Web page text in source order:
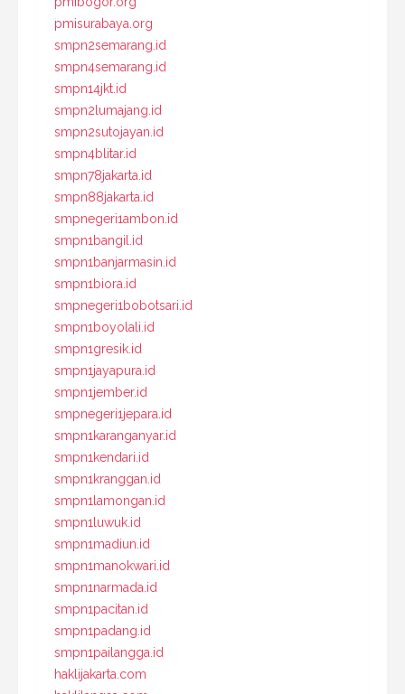
pmisurabaya.org
smpn2semarang.id
smpn4semarang.id
smpn14jkt.id
smpn2lumajang.id
smpn2sutojayan.id
smpn4blitar.id
smpn78jakarta.id
smpn88jakarta.id
smpnegeri1ambon.id
smpn1bangil.id
smpn1banjarmasin.id
smpn1biora.id
smpnegeri1bobotsari.id
smpn1boyolali.id
smpn1gresik.id
smpn1jayapura.id
smpn1jember.id
smpnegeri1jepara.id
smpn1karanganyar.id
smpn1kendari.id
smpn1kranggan.id
smpn1lamongan.id
smpn1luwuk.id
smpn1madiun.id
smpn1manokwari.id
smpn1narmada.id
smpn1pacitan.id
smpn1padang.id
smpn1pailangga.id
haklijakarta.com